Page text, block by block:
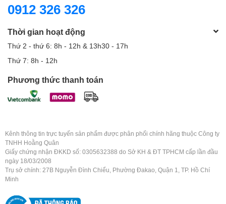
0912 326 326
Thời gian hoạt động
Thứ 2 - thứ 6: 8h - 12h & 13h30 - 17h
Thứ 7: 8h - 12h
Phương thức thanh toán
Kênh thông tin trực tuyến sản phẩm được phân phối chính hãng thuộc Công ty
TNHH Hoằng Quân
Giấy chứng nhận ĐKKD số: 0305632388 do Sở KH & ĐT TPHCM cấp lần đầu
ngày 18/03/2008
Trụ sở chính: 27B Nguyễn Đình Chiểu, Phường Đakao, Quận 1, TP. Hồ Chí
Minh